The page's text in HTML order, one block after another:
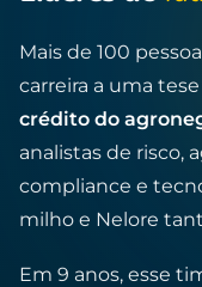
Mais de 100
carreira a uma
crédito do
analistas de risco,
compliance e
milho e Nelore
Em 9 anos, esse